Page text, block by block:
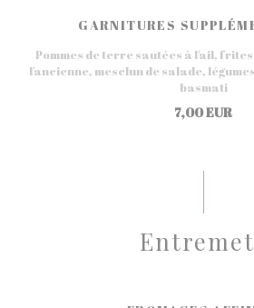
GARNITURES
Pommes de terre sautées à l'ail,
l'ancienne, mesclun de salade,
basmati
7,00 EUR